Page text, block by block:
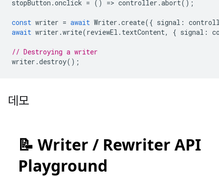
stopButton .onclick = () => controller .abort();
const writer = await Writer .create({ signal :
await writer .write(reviewEl . textContent, { signal :
// Destroying a writer
writer .destroy();
데모